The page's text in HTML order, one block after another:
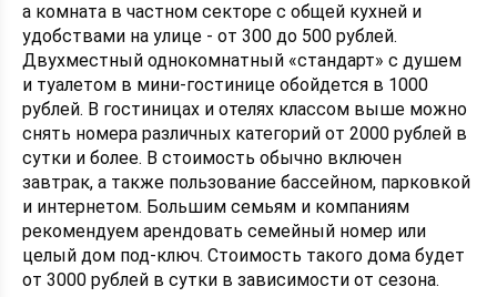
а комната в частном секторе с общей кухней и
удобствами на улице - от 300 до 500 рублей.
Двухместный однокомнатный «стандарт» с душем
и туалетом в мини-гостинице обойдется в 1000
рублей. В гостиницах и отелях классом выше можно
снять номера различных категорий от 2000 рублей в
сутки и более. В стоимость обычно включен
завтрак, а также пользование бассейном, парковкой
и интернетом. Большим семьям и компаниям
рекомендуем арендовать семейный номер или
целый дом под-ключ. Стоимость такого дома будет
от 3000 рублей в сутки в зависимости от сезона.